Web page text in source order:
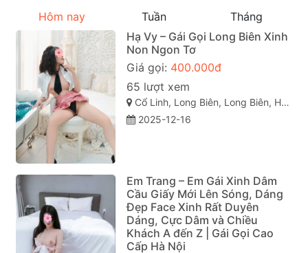
Hôm nay Tuần
Tháng
Hạ Vy – Gái Gọi Long Biên Xinh
Non Ngon Tơ
Giá gọi: 400.000đ
65 lượt xem
Cổ Linh, Long Biên, Long Biên, Hà Nội
2025-12-16
Em Trang – Em Gái Xinh Dâm
Cầu Giấy Mới Lên Sóng, Dáng
Đẹp Face Xinh Rất Duyên
Dáng, Cực Dâm và Chiều
Khách A đến Z | Gái Gọi Cao
Cấp Hà Nội